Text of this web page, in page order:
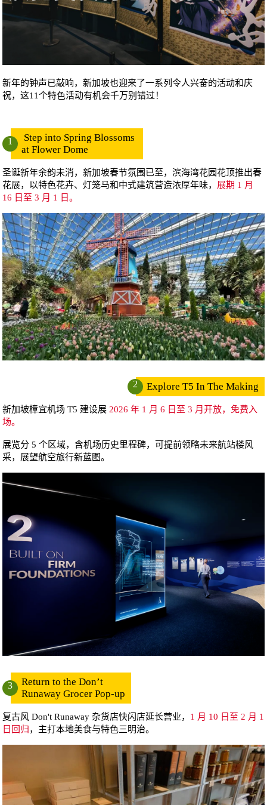
新年的钟声已敲响，新加坡也迎来了一系列令人兴奋的活动和庆
祝，这11个特色活动有机会千万别错过！
1
Step into Spring Blossoms
at Flower Dome
圣诞新年余韵未消，新加坡春节氛围已至，滨海湾花园花顶推出春
花展，以特色花卉、灯笼马和中式建筑营造浓厚年味， 展期 1 月
16 日至 3 月 1 日。
2 Explore T5 In The Making
新加坡樟宜机场 T5 建设展 2026 年 1 月 6 日至 3 月开放，免费入
场。
展览分 5 个区域，含机场历史里程碑，可提前领略未来航站楼风
采，展望航空旅行新蓝图。
3
Return to the Don’t
Runaway Grocer Pop-up
复古风 Don't Runaway 杂货店快闪店延长营业， 1 月 10 日至 2 月 1
日回归 ，主打本地美食与特色三明治。